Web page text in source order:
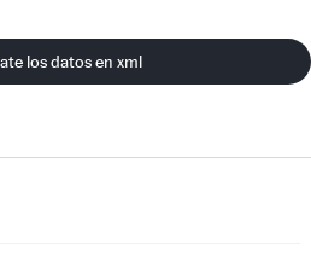
los datos en xml